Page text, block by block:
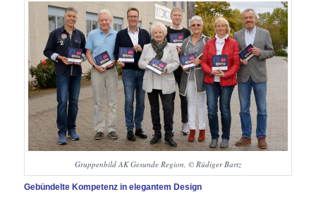
Gruppenbild AK Gesunde Region, © Rüdiger Bartz
Gebündelte Kompetenz in elegantem Design